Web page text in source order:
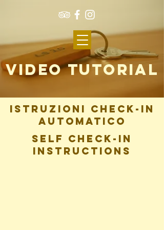
VIDEO TUTORIAL
Istruzioni check-in
automatico
self check-in
instructions